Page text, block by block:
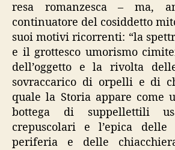
resa romanzesca – ma,
continuatore del cosiddetto
suoi motivi ricorrenti: “la
e il grottesco umorismo
dell’oggetto e la rivolta
sovraccarico di orpelli e di
quale la Storia appare come
bottega di suppellettili
crepuscolari e l’epica delle
periferia e delle